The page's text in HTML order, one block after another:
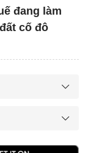
đang làm
cố đô